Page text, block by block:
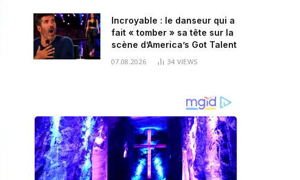
Incroyable : le danseur qui a
fait « tomber » sa tête sur la
scène d’America’s Got Talent
07.08.2026 34 VIEWS